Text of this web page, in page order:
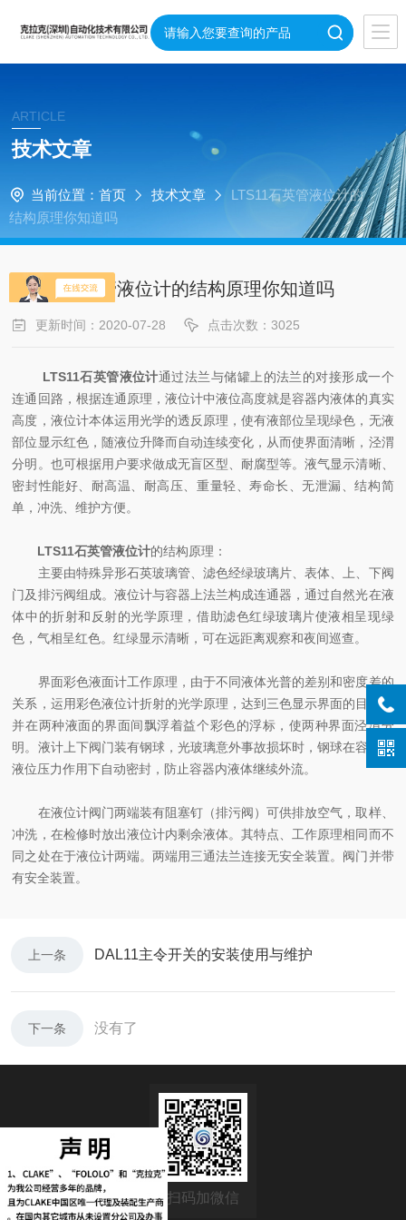
ARTICLE
技术文章
当前位置： 首页 技术文章
LTS11石英管液位计的
结构原理你知道吗
LTS11石英管液位计的结构原理你知道吗
更新时间：2020-07-28 点击次数：3025
LTS11石英管液位计通过法兰与储罐上的法兰的对接形成一个
连通回路，根据连通原理，液位计中液位高度就是容器内液体的真实
高度，液位计本体运用光学的透反原理，使有液部位呈现绿色，无液
部位显示红色，随液位升降而自动连续变化，从而使界面清晰，泾渭
分明。也可根据用户要求做成无盲区型、耐腐型等。液气显示清晰、
密封性能好、耐高温、耐高压、重量轻、寿命长、无泄漏、结构简
单，冲洗、维护方便。
LTS11石英管液位计的结构原理：
主要由特殊异形石英玻璃管、滤色经绿玻璃片、表体、上、下阀
门及排污阀组成。液位计与容器上法兰构成连通器，通过自然光在液
体中的折射和反射的光学原理，借助滤色红绿玻璃片使液相呈现绿
色，气相呈红色。红绿显示清晰，可在远距离观察和夜间巡查。
界面彩色液面计工作原理，由于不同液体光普的差别和密度差的
关系，运用彩色液位计折射的光学原理，达到三色显示界面的目的，
并在两种液面的界面间飘浮着益个彩色的浮标，使两种界面泾渭分
明。液计上下阀门装有钢球，光玻璃意外事故损坏时，钢球在容器内
液位压力作用下自动密封，防止容器内液体继续外流。
在液位计阀门两端装有阻塞钉（排污阀）可供排放空气，取样、
冲洗，在检修时放出液位计内剩余液体。其特点、工作原理相同而不
同之处在于液位计两端。两端用三通法兰连接无安全装置。阀门并带
有安全装置。
上一条 DAL11主令开关的安装使用与维护
下一条 没有了
扫码加微信